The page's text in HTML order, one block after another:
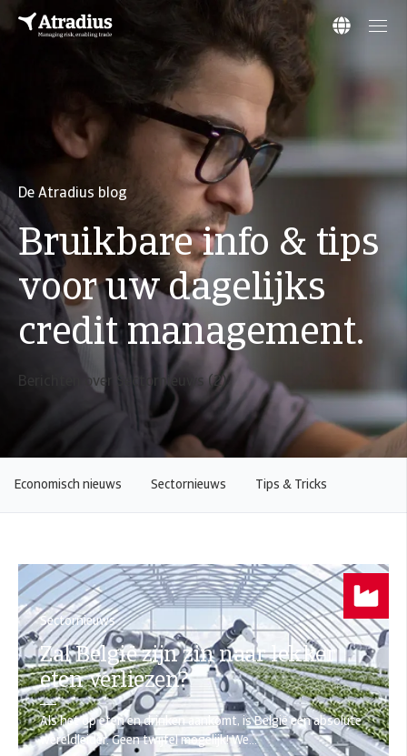
De Atradius blog
Bruikbare info & tips
voor uw dagelijks
credit management.
Berichten over Sectornieuws (2)
Economisch nieuws Sectornieuws Tips & Tricks
Sectornieuws
Zal België zijn zin naar lekker
eten verliezen?
Als het op eten en drinken aankomt, is België een absolute
wereldleider. Geen twijfel mogelijk! We...